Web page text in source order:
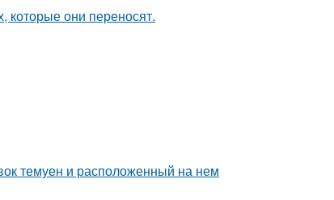
которые они переносят.
темуен и расположенный на нем